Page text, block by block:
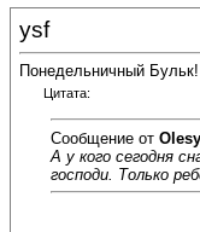
ysf
Понедельничный
Цитата:
Сообщение от
А у кого сегодня
господи. Только